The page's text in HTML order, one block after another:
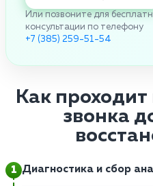
Или позвоните для
консультации по телефону
+7 (385) 259-51-54
Как
звонка
Диагностика и сбор